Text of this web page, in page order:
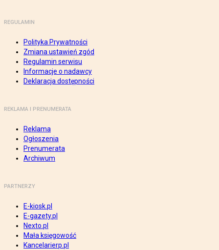
REGULAMIN
Polityka Prywatności
Zmiana ustawień zgód
Regulamin serwisu
Informacje o nadawcy
Deklaracja dostępności
REKLAMA I PRENUMERATA
Reklama
Ogłoszenia
Prenumerata
Archiwum
PARTNERZY
E-kiosk.pl
E-gazety.pl
Nexto.pl
Mała księgowość
Kancelarierp.pl